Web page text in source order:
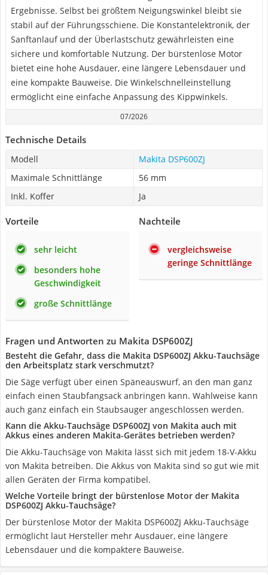
Ergebnisse. Selbst bei größtem Neigungswinkel bleibt sie
stabil auf der Führungsschiene. Die Konstantelektronik, der
Sanftanlauf und der Überlastschutz gewährleisten eine
sichere und komfortable Nutzung. Der bürstenlose Motor
bietet eine hohe Ausdauer, eine längere Lebensdauer und
eine kompakte Bauweise. Die Winkelschnelleinstellung
ermöglicht eine einfache Anpassung des Kippwinkels.
07/2026
Technische Details
Modell
Makita DSP600ZJ
Maximale Schnittlänge
56 mm
Inkl. Koffer
Ja
Vorteile
sehr leicht
besonders hohe
Geschwindigkeit
große Schnittlänge
Nachteile
vergleichsweise
geringe Schnittlänge
Fragen und Antworten zu Makita DSP600ZJ
Besteht die Gefahr, dass die Makita DSP600ZJ Akku-Tauchsäge
den Arbeitsplatz stark verschmutzt?
Die Säge verfügt über einen Späneauswurf, an den man ganz
einfach einen Staubfangsack anbringen kann. Wahlweise kann
auch ganz einfach ein Staubsauger angeschlossen werden.
Kann die Akku-Tauchsäge DSP600ZJ von Makita auch mit
Akkus eines anderen Makita-Gerätes betrieben werden?
Die Akku-Tauchsäge von Makita lässt sich mit jedem 18-V-Akku
von Makita betreiben. Die Akkus von Makita sind so gut wie mit
allen Geräten der Firma kompatibel.
Welche Vorteile bringt der bürstenlose Motor der Makita
DSP600ZJ Akku-Tauchsäge?
Der bürstenlose Motor der Makita DSP600ZJ Akku-Tauchsäge
ermöglicht laut Hersteller mehr Ausdauer, eine längere
Lebensdauer und die kompaktere Bauweise.